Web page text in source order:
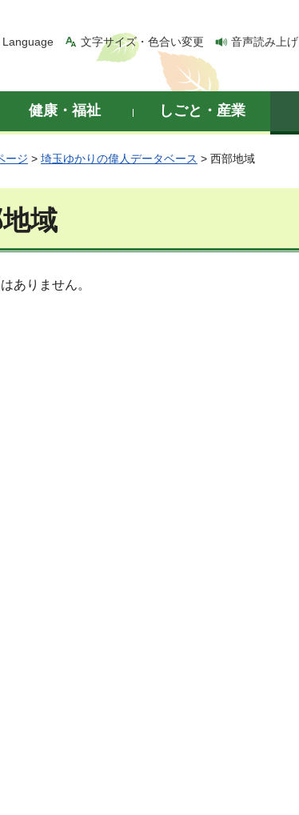
文字サイズ・色合い変更 音声読み上げ
健康・福祉 しごと・産業
ージ > 埼玉ゆかりの偉人データベース > 西部地域
域
ありません。